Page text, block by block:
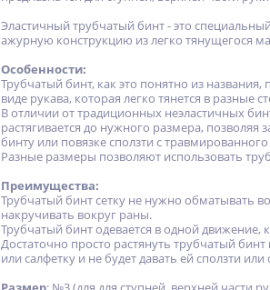
Эластичный трубчатый бинт - это
ажурную конструкцию из легко тянущегося
Особенности:
Трубчатый бинт, как это понятно из
виде рукава, которая легко тянется в разные
В отличии от традиционных неэластичных
растягивается до нужного размера,
бинту или повязке сползти с травмированного
Разные размеры позволяют использовать
Преимущества:
Трубчатый бинт сетку не нужно обматывать
накручивать вокруг раны.
Трубчатый бинт одевается в одной
Достаточно просто растянуть трубчатый
или салфетку и не будет давать ей сползти или